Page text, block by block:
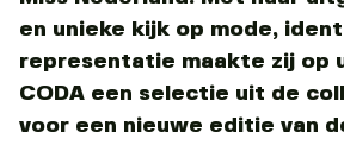
en unieke kijk op mode,
representatie maakte zij op
CODA een selectie uit de
voor een nieuwe editie van